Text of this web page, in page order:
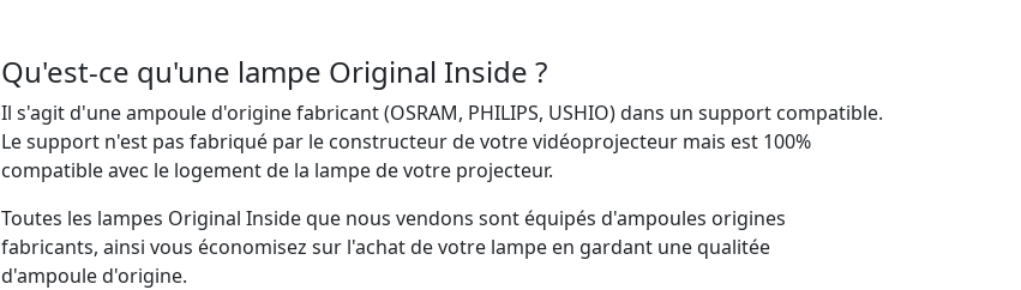
Qu'est-ce qu'une lampe Original Inside ?
Il s'agit d'une ampoule d'origine fabricant (OSRAM, PHILIPS, USHIO) dans un support compatible.
Le support n'est pas fabriqué par le constructeur de votre vidéoprojecteur mais est 100%
compatible avec le logement de la lampe de votre projecteur.
Toutes les lampes Original Inside que nous vendons sont équipés d'ampoules origines
fabricants, ainsi vous économisez sur l'achat de votre lampe en gardant une qualitée
d'ampoule d'origine.